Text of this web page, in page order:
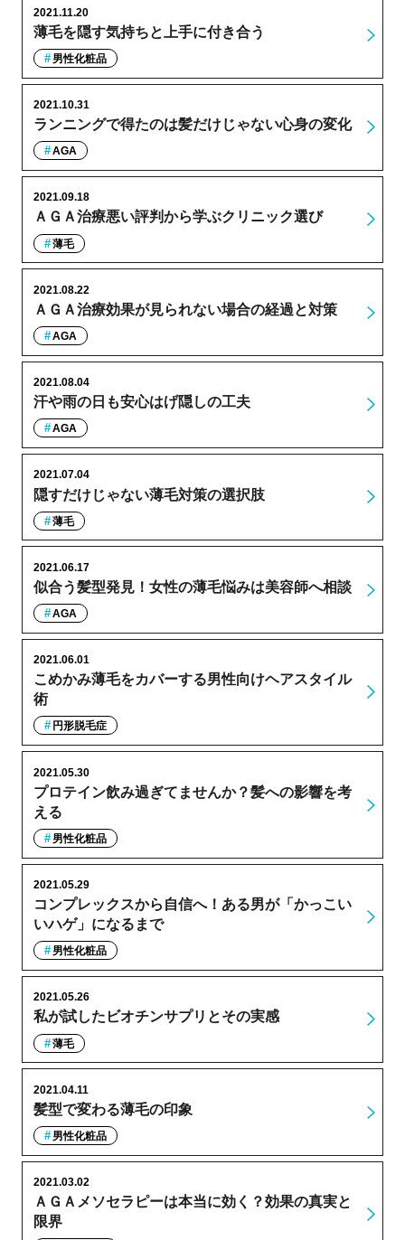
薄毛を隠す気持ちと上手に付き合う
2021.11.20
男性化粧品
ランニングで得たのは髪だけじゃない心身の変化
2021.10.31
AGA
ＡＧＡ治療悪い評判から学ぶクリニック選び
2021.09.18
薄毛
ＡＧＡ治療効果が見られない場合の経過と対策
2021.08.22
AGA
汗や雨の日も安心はげ隠しの工夫
2021.08.04
AGA
隠すだけじゃない薄毛対策の選択肢
2021.07.04
薄毛
似合う髪型発見！女性の薄毛悩みは美容師へ相談
2021.06.17
AGA
こめかみ薄毛をカバーする男性向けヘアスタイル
術
2021.06.01
円形脱毛症
プロテイン飲み過ぎてませんか？髪への影響を考
える
2021.05.30
男性化粧品
コンプレックスから自信へ！ある男が「かっこい
いハゲ」になるまで
2021.05.29
男性化粧品
私が試したビオチンサプリとその実感
2021.05.26
薄毛
髪型で変わる薄毛の印象
2021.04.11
男性化粧品
ＡＧＡメソセラピーは本当に効く？効果の真実と
限界
2021.03.02